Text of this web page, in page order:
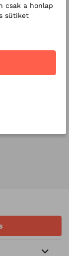
csak a honlap
sütiket